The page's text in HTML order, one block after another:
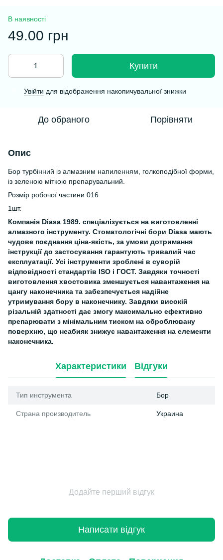
В наявності
49.00 грн
Купити
Увійти для відображення накопичувальної знижки
До обраного Порівняти
Опис
Бор турбінний із алмазним напиленням, голкоподібної форми,
із зеленою міткою препарувальний.
Розмір робочої частини 016
1шт.
Компанія Diasa 1989. спеціалізується на виготовленні
алмазного інструменту. Стоматологічні бори Diasa мають
чудове поєднання ціна-якість, за умови дотримання
інструкції до застосування гарантують тривалий час
експлуатації. Усі інструменти зроблені в суворій
відповідності стандартів ISO і ГОСТ. Завдяки точності
виготовлення хвостовика зменшується навантаження на
цангу наконечника та забезпечується надійне
утримування бору в наконечнику. Завдяки високій
різальній здатності дає змогу максимально ефективно
препарювати з мінімальним тиском на оброблювану
поверхню, що неабияк знижує навантаження на елементи
наконечника.
Характеристики Відгуки
Тип инструмента Бор
Страна производитель Украина
Додайте перший відгук
Написати відгук